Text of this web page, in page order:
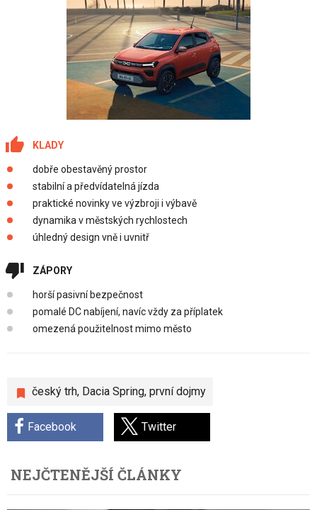
KLADY
dobře obestavěný prostor
stabilní a předvídatelná jízda
praktické novinky ve výzbroji i výbavě
dynamika v městských rychlostech
úhledný design vně i uvnitř
ZÁPORY
horší pasivní bezpečnost
pomalé DC nabíjení, navíc vždy za příplatek
omezená použitelnost mimo město
český trh, Dacia Spring, první dojmy
Facebook Twitter
NEJČTENĚJŠÍ ČLÁNKY